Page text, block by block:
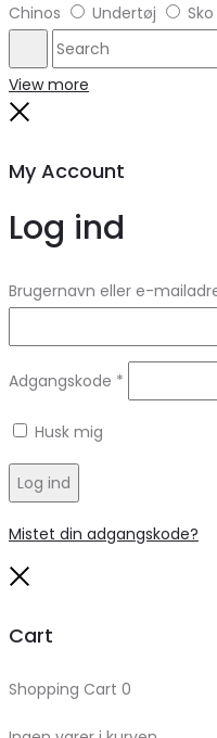
Chinos
Undertøj
Search
View more
My Account
Log ind
Brugernavn eller e-
Adgangskode *
Husk mig
Log ind
Mistet din adgangskode?
Cart
Shopping Cart 0